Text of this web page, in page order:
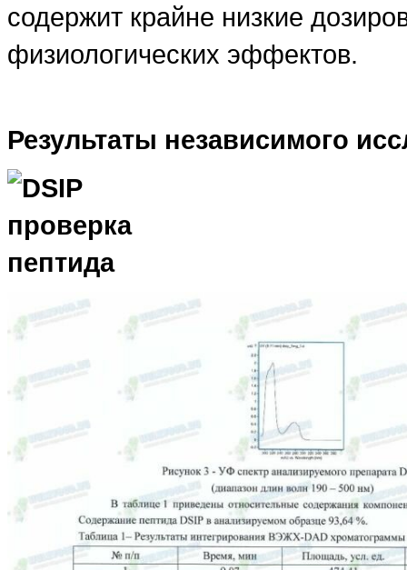
содержит крайне низкие
физиологических эффектов.
Результаты независимого